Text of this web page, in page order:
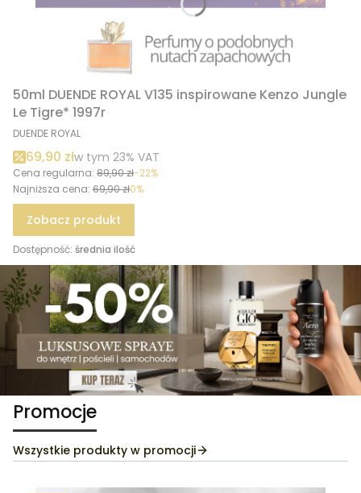
50ml DUENDE ROYAL V135 inspirowane Kenzo Jungle
Le Tigre* 1997r
PRODUCENT
DUENDE ROYAL
Cena promocyjna brutto
69,90 złw tym %s VAT
w tym 23% VAT
Cena regularna: 89,90 zł-22%
Najniższa cena: 69,90 zł0%
Zobacz produkt
Dostępność: średnia ilość
Promocje
Wszystkie produkty w promocji